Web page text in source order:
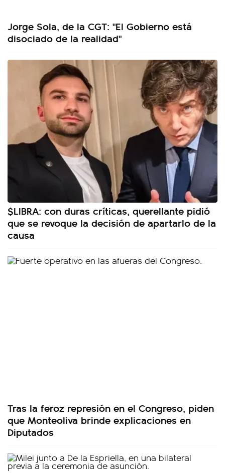
Jorge Sola, de la CGT: "El Gobierno está
disociado de la realidad"
$LIBRA: con duras críticas, querellante pidió
que se revoque la decisión de apartarlo de la
causa
Tras la feroz represión en el Congreso, piden
que Monteoliva brinde explicaciones en
Diputados